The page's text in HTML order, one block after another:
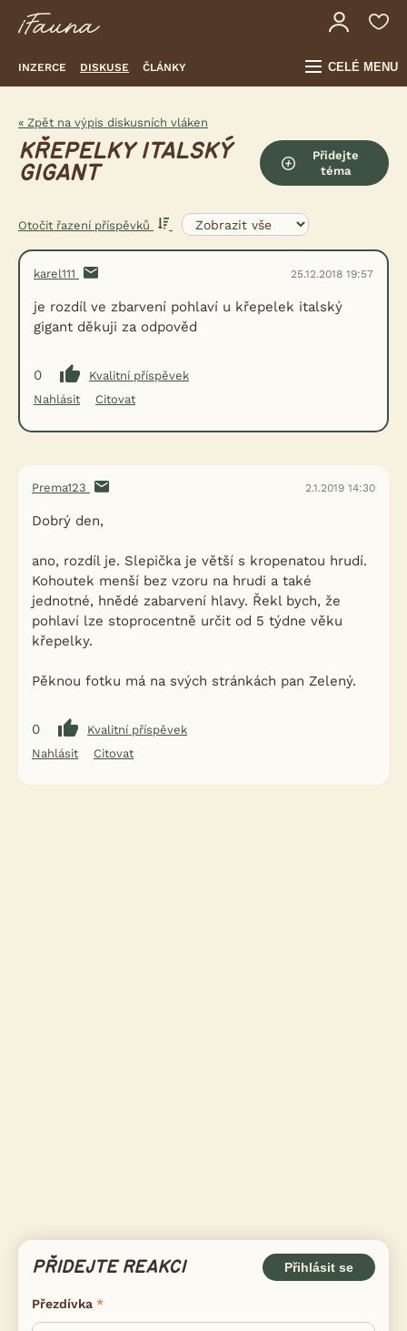
INZERCE DISKUSE ČLÁNKY CELÉ MENU
« Zpět na výpis diskusních vláken
KŘEPELKY ITALSKÝ
GIGANT
Přidejte
téma
Otočit řazení příspěvků
karel111 25.12.2018 19:57
je rozdíl ve zbarvení pohlaví u křepelek italský
gigant děkuji za odpověd
0
Kvalitní příspěvek
Nahlásit
Citovat
Prema123 2.1.2019 14:30
Dobrý den,
ano, rozdíl je. Slepička je větší s kropenatou hrudí.
Kohoutek menší bez vzoru na hrudi a také
jednotné, hnědé zabarvení hlavy. Řekl bych, že
pohlaví lze stoprocentně určit od 5 týdne věku
křepelky.
Pěknou fotku má na svých stránkách pan Zelený.
0
Kvalitní příspěvek
Nahlásit
Citovat
PŘIDEJTE REAKCI Přihlásit se
Přezdívka